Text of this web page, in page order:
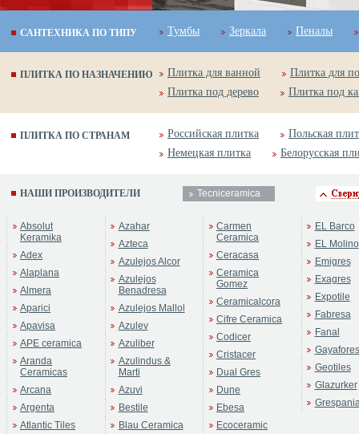
САНТЕХНИКА ПО ТИПУ Тумбы Зеркала Пеналы
ПЛИТКА ПО НАЗНАЧЕНИЮ Плитка для ванной
Плитка для
Плитка под дерево
Плитка под
ПЛИТКА ПО СТРАНАМ Российская плитка
Польская
Немецкая плитка
Белорусская
НАШИ ПРОИЗВОДИТЕЛИ Tecniceramica
Absolut
Keramika
Adex
Alaplana
Almera
Aparici
Apavisa
APE ceramica
Aranda
Ceramicas
Arcana
Argenta
Atlantic Tiles
Azahar
Azteca
Azulejos Alcor
Azulejos
Benadresa
Azulejos Mallol
Azulev
Azuliber
Azulindus &
Marti
Azuvi
Bestile
Blau Ceramica
Carmen
Ceramica
Ceracasa
Ceramica
Gomez
Ceramicalcora
Cifre Ceramica
Codicer
Cristacer
Dual Gres
Dune
Ebesa
Ecoceramic
EL Barco
EL Molino
Emigres
Exagres
Expotile
Fabresa
Fanal
Gayafores
Geotiles
Glazurker